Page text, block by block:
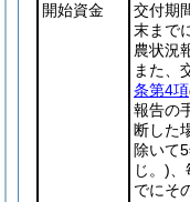
開始資金
交付期
末まで
農状況
また、
条第4項
報告の
断した
除いて
じ。)
でにそ